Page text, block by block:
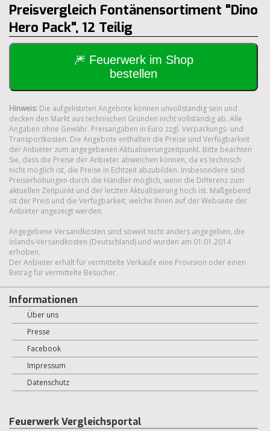
Preisvergleich Fontänensortiment "Dino
Hero Pack", 12 Teilig
🎆 Feuerwerk im Shop
bestellen
Hinweis: Die aufgelisteten Angebote können unvollständig sein und
decken den Markt aus technischen Gründen nicht vollständig ab. Alle
Angaben ohne Gewähr. Preisangaben in Euro zzgl. Verpackungs- und
Transportkosten. Die Angebote enthalten die Preise und Verfügbarkeit
der Anbieter zum angegebenen Aktualisierungzeitpunkt. Bitte beachten
Sie, dass die Preise der Anbieter abweichen können, da es technisch
nicht möglich ist, die Preise in Echtzeit abzubilden. Insbesondere sind
Preiserhöhungen durch die Händler möglich, wenn die Differenz zum
aktuellen Zeitpunkt und der letzten Aktualisierung hoch ist. Maßgebend
ist der Preis und die Verfügbarkeit, welche Ihnen auf der Webseite der
Anbieter angezeigt werden.
Angegebene Versandkosten sind soweit nicht anders angegeben, die
Inlands-Versandkosten (Deutschland) und wurden am 01.01.2014
erhoben.
Der Anbieter erhält für vermittelte Verkäufe eine Provision oder einen
Betrag für vermittelte Besucher.
Informationen
Über uns
Presse
Facebook
Impressum
Datenschutz
Feuerwerk Vergleichsportal